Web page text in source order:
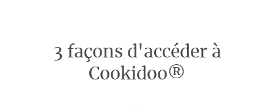
3 façons d'accéder à
Cookidoo®